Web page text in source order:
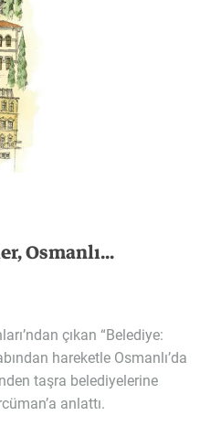
Osmanlı...
çıkan “Belediye:
hareketle Osmanlı’da
taşra belediyelerine
anlattı.